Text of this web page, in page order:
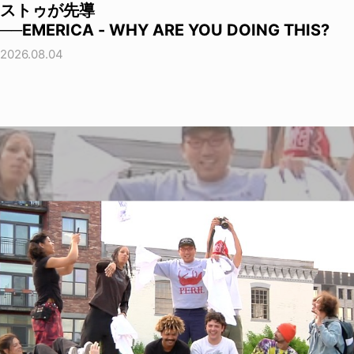
ストゥが先導
──EMERICA - WHY ARE YOU DOING THIS?
2026.08.04